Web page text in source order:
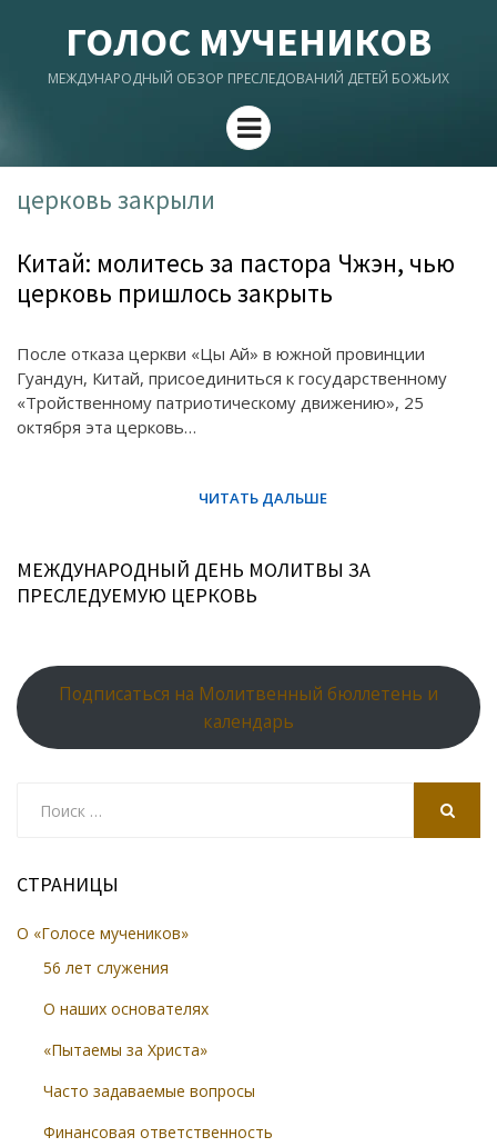
ГОЛОС МУЧЕНИКОВ
МЕЖДУНАРОДНЫЙ ОБЗОР ПРЕСЛЕДОВАНИЙ ДЕТЕЙ БОЖЬИХ
Menu
церковь закрыли
Китай: молитесь за пастора Чжэн, чью
церковь пришлось закрыть
После отказа церкви «Цы Ай» в южной провинции
Гуандун, Китай, присоединиться к государственному
«Тройственному патриотическому движению», 25
октября эта церковь…
МЕЖДУНАРОДНЫЙ ДЕНЬ МОЛИТВЫ ЗА
ПРЕСЛЕДУЕМУЮ ЦЕРКОВЬ
Подписаться на Молитвенный бюллетень и
календарь
СТРАНИЦЫ
О «Голосе мучеников»
56 лет служения
О наших основателях
«Пытаемы за Христа»
Часто задаваемые вопросы
Финансовая ответственность